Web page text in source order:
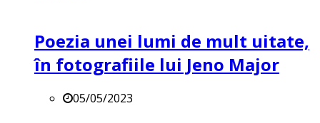
Poezia unei lumi de mult uitate,
în fotografiile lui Jeno Major
05/05/2023